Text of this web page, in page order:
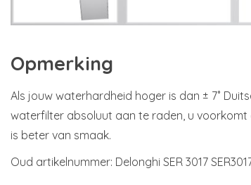
Opmerking
Als jouw waterhardheid hoger is dan ± 7˚
waterfilter absoluut aan te raden, u
is beter van smaak.
Oud artikelnummer: Delonghi SER 3017